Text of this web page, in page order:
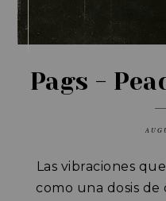
Pags -
Las vibraciones
como una dosis de